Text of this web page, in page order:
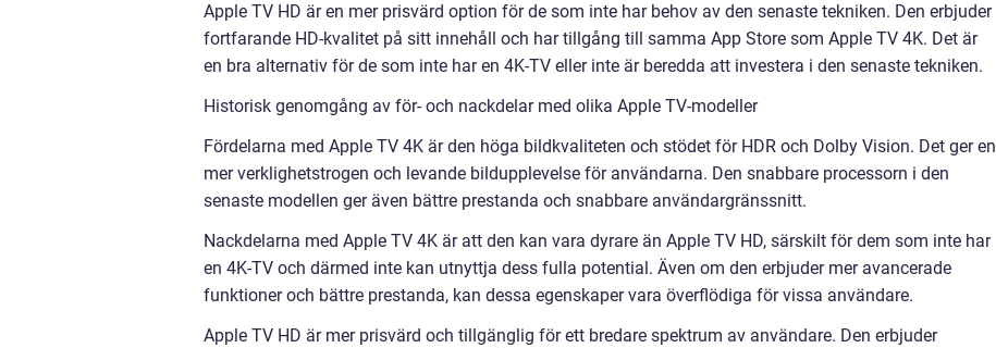
Apple TV HD är en mer prisvärd option för de som inte har behov av den senaste tekniken. Den erbjuder
fortfarande HD-kvalitet på sitt innehåll och har tillgång till samma App Store som Apple TV 4K. Det är
en bra alternativ för de som inte har en 4K-TV eller inte är beredda att investera i den senaste tekniken.
Historisk genomgång av för- och nackdelar med olika Apple TV-modeller
Fördelarna med Apple TV 4K är den höga bildkvaliteten och stödet för HDR och Dolby Vision. Det ger en
mer verklighetstrogen och levande bildupplevelse för användarna. Den snabbare processorn i den
senaste modellen ger även bättre prestanda och snabbare användargränssnitt.
Nackdelarna med Apple TV 4K är att den kan vara dyrare än Apple TV HD, särskilt för dem som inte har
en 4K-TV och därmed inte kan utnyttja dess fulla potential. Även om den erbjuder mer avancerade
funktioner och bättre prestanda, kan dessa egenskaper vara överflödiga för vissa användare.
Apple TV HD är mer prisvärd och tillgänglig för ett bredare spektrum av användare. Den erbjuder